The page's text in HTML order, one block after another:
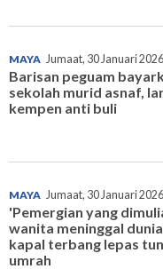
MAYA Jumaat, 30 Januari
Barisan peguam
sekolah murid asnaf,
kempen anti buli
MAYA Jumaat, 30 Januari
'Pemergian yang
wanita meninggal
kapal terbang lepas
umrah